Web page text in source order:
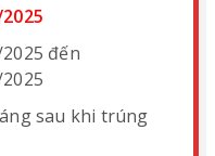
đến
sau khi trúng